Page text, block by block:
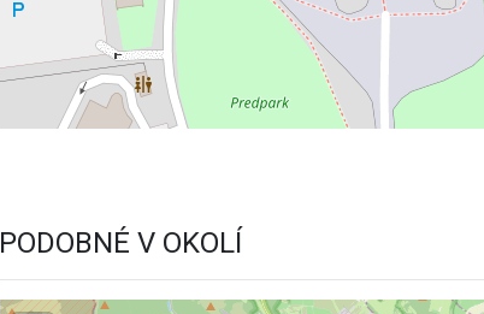
PODOBNÉ V OKOLÍ